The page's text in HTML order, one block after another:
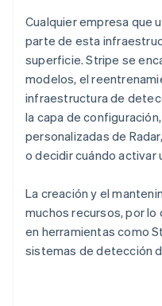
Cualquier empresa que
parte de esta
superficie. Stripe se
modelos, el
infraestructura de
la capa de
personalizadas de
o decidir cuándo activar
La creación y el
muchos recursos, por
en herramientas como
sistemas de detección